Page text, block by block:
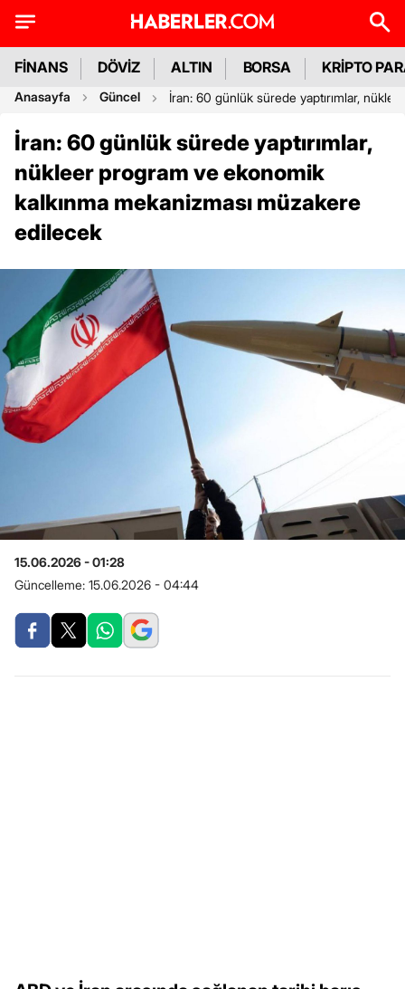
FİNANS DÖVİZ ALTIN BORSA KRİPTO
Anasayfa Güncel İran: 60 günlük sürede yaptırımlar,
İran: 60 günlük sürede yaptırımlar,
nükleer program ve ekonomik
kalkınma mekanizması müzakere
edilecek
15.06.2026 - 01:28
Güncelleme: 15.06.2026 - 04:44